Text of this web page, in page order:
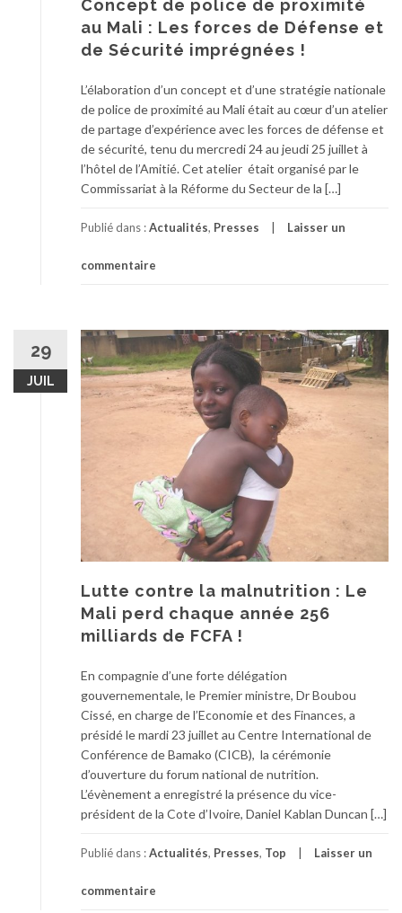
Concept de police de proximité
au Mali : Les forces de Défense et
de Sécurité imprégnées !
L’élaboration d’un concept et d’une stratégie nationale
de police de proximité au Mali était au cœur d’un atelier
de partage d’expérience avec les forces de défense et
de sécurité, tenu du mercredi 24 au jeudi 25 juillet à
l’hôtel de l’Amitié. Cet atelier était organisé par le
Commissariat à la Réforme du Secteur de la […]
Publié dans :Actualités, Presses Laisser un
commentaire
29
JUIL
Lutte contre la malnutrition : Le
Mali perd chaque année 256
milliards de FCFA !
En compagnie d’une forte délégation
gouvernementale, le Premier ministre, Dr Boubou
Cissé, en charge de l’Economie et des Finances, a
présidé le mardi 23 juillet au Centre International de
Conférence de Bamako (CICB), la cérémonie
d’ouverture du forum national de nutrition.
L’évènement a enregistré la présence du vice-
président de la Cote d’Ivoire, Daniel Kablan Duncan […]
Publié dans :Actualités, Presses, Top Laisser un
commentaire